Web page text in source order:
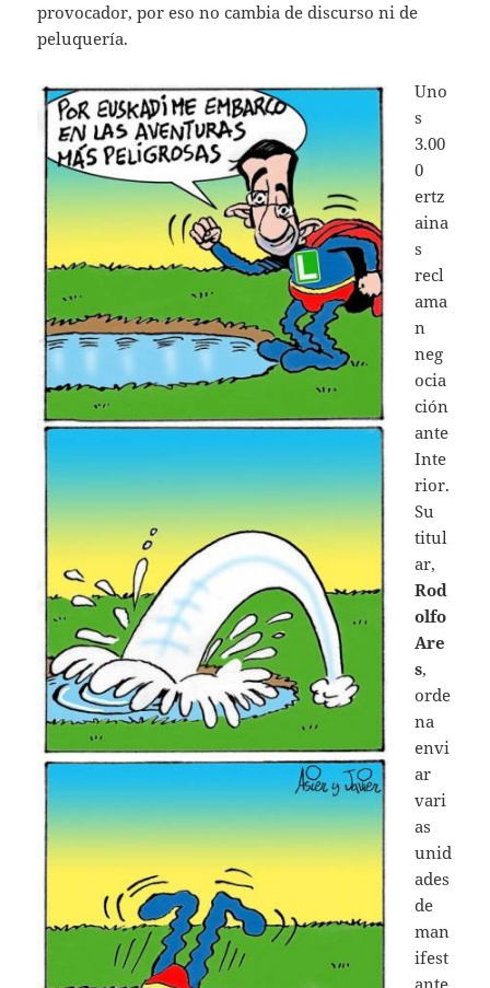
provocador, por eso no cambia de discurso ni de
peluquería.
Uno
s
3.00
0
ertz
aina
s
recl
ama
n
neg
ocia
ción
ante
Inte
rior.
Su
titul
ar,
Rod
olfo
Are
s,
orde
na
envi
ar
vari
as
unid
ades
de
man
ifest